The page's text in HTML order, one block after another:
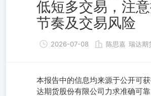
低短多交易，注意
节奏及交易风险
2026-07-08 陈思嘉 瑞达期
本报告中的信息均来源于公开可
达期货股份有限公司力求准确可